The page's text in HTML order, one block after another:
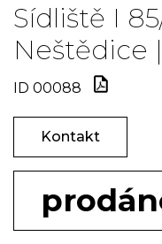
Sídliště I
Neštědice
ID 00088
Kontakt